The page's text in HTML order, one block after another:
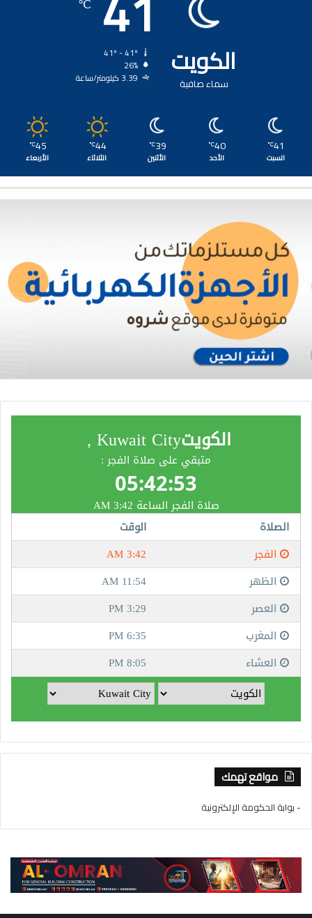
الكويت
سماء صافية
26%
3.39 كيلومتر/ساعة
41
℃
السبت
40
℃
الأحد
39
℃
الأثنين
44
℃
الثلاثاء
45
℃
الأربعاء
مواقع تهمك
- بوابة الحكومة الإلكترونية